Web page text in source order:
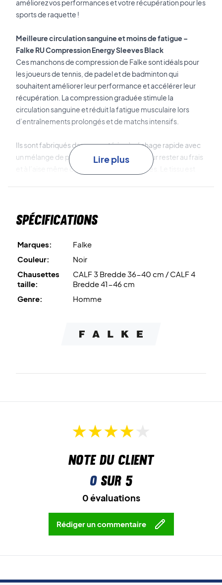
améliorez vos performances et votre récupération pour les
sports de raquette !
Meilleure circulation sanguine et moins de fatigue –
Falke RU Compression Energy Sleeves Black
Ces manchons de compression de Falke sont idéals pour
les joueurs de tennis, de padel et de badminton qui
souhaitent améliorer leur performance et accélérer leur
récupération. La compression graduée stimule la
circulation sanguineet réduit la fatigue musculaire lors
d’entraînements prolongés et de matchs intensifs.
Ils sont fabriqués dans un matériau à séchage rapide avec
un mélange de polyester rafraîchissant
pour rester au frais
et à l’aise même dans les moments intenses. Le tissu est
Ces manchons apportent soutien, réduisent les crampes
tout en offrant un grand confort.
Offrez à vos muscles le soutien nécessaire – achetez vos
Falke Compression Energy Sleeves dès aujourd'hui !
Couleur : Noir.
Matériau : 62% polyester recyclé, 36% polyamide, 2%
Lire plus
Spécifications
Marques:
Falke
Couleur:
Noir
Chausettes
taille:
CALF 3 Bredde 36-40 cm / CALF 4
Bredde 41-46 cm
Genre:
Homme
Note du client
0sur 5
0 évaluations
Rédiger un commentaire